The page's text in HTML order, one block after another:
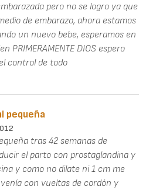
pero no se logro ya que
de embarazo, ahora estamos
un nuevo bebe, esperamos en
PRIMERAMENTE DIOS espero
control de todo
pequeña
tras 42 semanas de
el parto con prostaglandina y
y como no dilate ni 1 cm me
con vueltas de cordón y